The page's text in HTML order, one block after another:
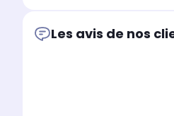
Les avis de nos